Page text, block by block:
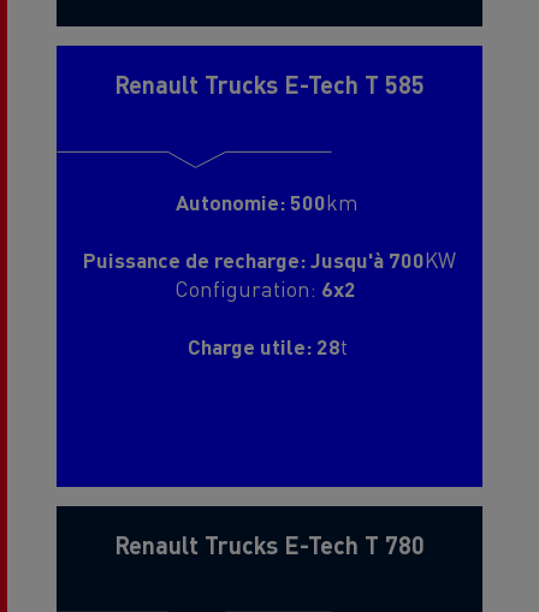
Renault Trucks E-Tech T 585
Autonomie: 500km
Puissance de recharge: Jusqu'à 700KW
Configuration: 6x2
Charge utile: 28t
Renault Trucks E-Tech T 780